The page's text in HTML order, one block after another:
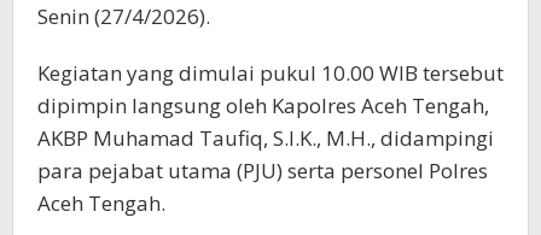
Senin (27/4/2026).
Kegiatan yang dimulai pukul 10.00 WIB tersebut
dipimpin langsung oleh Kapolres Aceh Tengah,
AKBP Muhamad Taufiq, S.I.K., M.H., didampingi
para pejabat utama (PJU) serta personel Polres
Aceh Tengah.